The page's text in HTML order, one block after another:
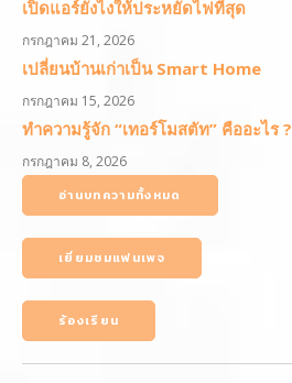
เปิดแอร์ยังไงให้ประหยัดไฟที่สุด
กรกฎาคม 21, 2026
เปลี่ยนบ้านเก่าเป็น Smart Home
กรกฎาคม 15, 2026
ทำความรู้จัก “เทอร์โมสตัท” คืออะไร ?
กรกฎาคม 8, 2026
อ่านบทความทั้งหมด
เยี่ยมชมแฟนเพจ
ร้องเรียน